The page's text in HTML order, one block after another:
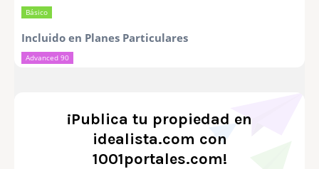
Básico
Incluido en Planes Particulares
Advanced 90
¡Publica tu propiedad en
idealista.com con
1001portales.com!